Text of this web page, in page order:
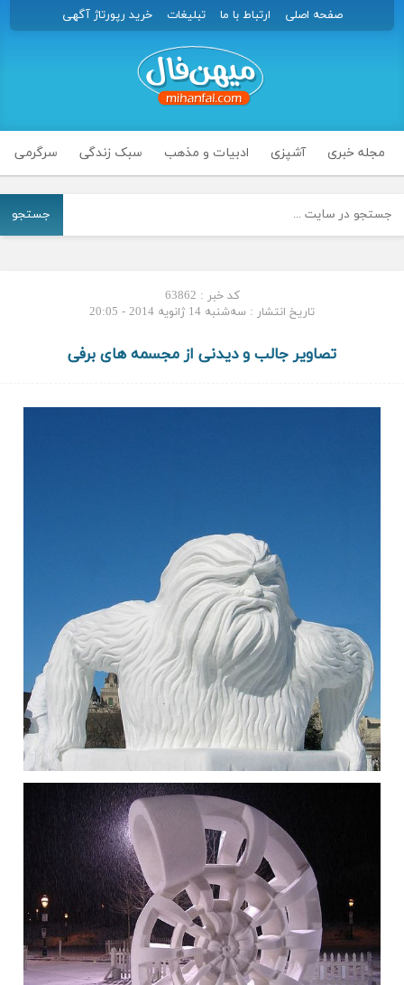
صفحه اصلی ارتباط با ما تبلیغات خرید رپورتاژ آگهی
مجله خبری آشپزی ادبیات و مذهب سبک زندگی سرگرمی
جستجو
کد خبر : 63862
تاریخ انتشار : سه‌شنبه 14 ژانویه 2014 - 20:05
تصاویر جالب و دیدنی از مجسمه های برفی